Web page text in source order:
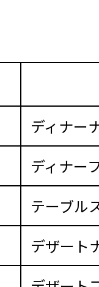
ディナー
ディナー
テーブル
デザート